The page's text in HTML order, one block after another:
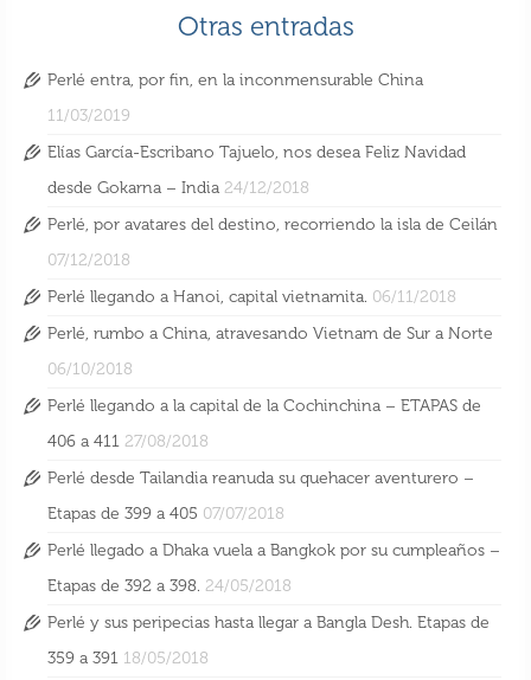
Perlé llegando a Hanoi, capital vietnamita.
Perlé, rumbo a China, atravesando Vietnam
de Sur a Norte
6 Oct 2018
Otras entradas
Perlé entra, por fin, en la inconmensurable China
11/03/2019
Elías García-Escribano Tajuelo, nos desea Feliz Navidad
desde Gokarna – India 24/12/2018
Perlé, por avatares del destino, recorriendo la isla de Ceilán
07/12/2018
Perlé llegando a Hanoi, capital vietnamita. 06/11/2018
Perlé, rumbo a China, atravesando Vietnam de Sur a Norte
06/10/2018
Perlé llegando a la capital de la Cochinchina – ETAPAS de
406 a 411 27/08/2018
Perlé desde Tailandia reanuda su quehacer aventurero –
Etapas de 399 a 405 07/07/2018
Perlé llegado a Dhaka vuela a Bangkok por su cumpleaños –
Etapas de 392 a 398. 24/05/2018
Perlé y sus peripecias hasta llegar a Bangla Desh. Etapas de
359 a 391 18/05/2018